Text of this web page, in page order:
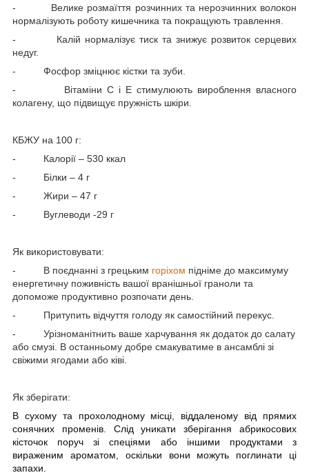
-
Велике розмаїття розчинних та нерозчинних волокон
нормалізують роботу кишечника та покращують травлення.
-
Калій нормалізує тиск та знижує розвиток серцевих
недуг.
-
Фосфор зміцнює кістки та зуби.
-
Вітаміни С і Е стимулюють вироблення власного
колагену, що підвищує пружність шкіри.
КБЖУ на 100 г:
-
Калорії – 530 ккал
-
Білки – 4 г
-
Жири – 47 г
-
Вуглеводи -29 г
Як використовувати:
-
В поєднанні з грецьким горіхом підніме до максимуму
енергетичну поживність вашої вранішньої граноли та
допоможе продуктивно розпочати день.
-
Притупить відчуття голоду як самостійний перекус.
-
Урізноманітнить ваше харчування як додаток до салату
або смузі. В останньому добре смакуватиме в ансамблі зі
свіжими ягодами або ківі.
Як зберігати:
В сухому та прохолодному місці, віддаленому від прямих
сонячних променів. Слід уникати зберігання абрикосових
кісточок поруч зі спеціями або іншими продуктами з
вираженим ароматом, оскільки вони можуть поглинати ці
запахи.